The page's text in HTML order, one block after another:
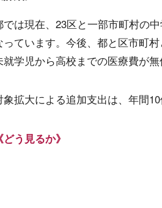
では現在、23区と一部市町村の
っています。今後、都と区市町
就学児から高校までの医療費が
象拡大による追加支出は、年間
どう見るか》